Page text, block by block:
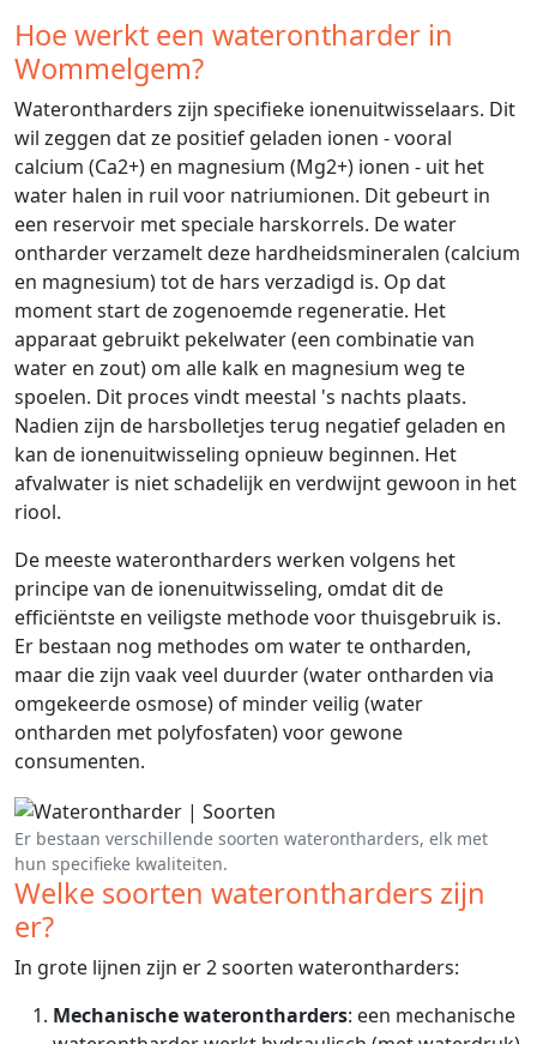
Hoe werkt een waterontharder in
Wommelgem?
Waterontharders zijn specifieke ionenuitwisselaars. Dit
wil zeggen dat ze positief geladen ionen - vooral
calcium (Ca2+) en magnesium (Mg2+) ionen - uit het
water halen in ruil voor natriumionen. Dit gebeurt in
een reservoir met speciale harskorrels. De water
ontharder verzamelt deze hardheidsmineralen (calcium
en magnesium) tot de hars verzadigd is. Op dat
moment start de zogenoemde regeneratie. Het
apparaat gebruikt pekelwater (een combinatie van
water en zout) om alle kalk en magnesium weg te
spoelen. Dit proces vindt meestal 's nachts plaats.
Nadien zijn de harsbolletjes terug negatief geladen en
kan de ionenuitwisseling opnieuw beginnen. Het
afvalwater is niet schadelijk en verdwijnt gewoon in het
riool.
De meeste waterontharders werken volgens het
principe van de ionenuitwisseling, omdat dit de
efficiëntste en veiligste methode voor thuisgebruik is.
Er bestaan nog methodes om water te ontharden,
maar die zijn vaak veel duurder (water ontharden via
omgekeerde osmose) of minder veilig (water
ontharden met polyfosfaten) voor gewone
consumenten.
Er bestaan verschillende soorten waterontharders, elk met
hun specifieke kwaliteiten.
Welke soorten waterontharders zijn
er?
In grote lijnen zijn er 2 soorten waterontharders:
Mechanische waterontharders: een mechanische